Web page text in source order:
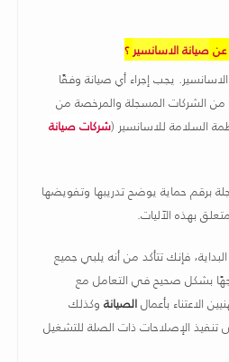
عنصيانة الاسانسير؟
يجب إجراء أي صيانة وفقًا
من الشركات المسجلة والمرخصة من
السلامة للاسانسير (شركات صيانة
برقم حماية يوضح تدريبها وتفويضها
بهذه الآليات.
فإنك تتأكد من أنه يلبي جميع
بشكل صحيح في التعامل مع
الاعتناء بأعمالالصيانة وكذلك
تنفيذ الإصلاحات ذات الصلة للتشغيل